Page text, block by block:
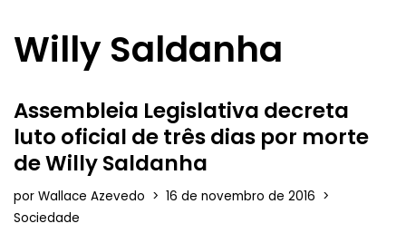
Willy Saldanha
Assembleia Legislativa decreta
luto oficial de três dias por morte
de Willy Saldanha
por Wallace Azevedo
16 de novembro de 2016
Sociedade